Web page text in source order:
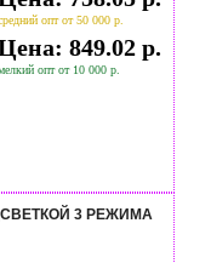
опт от 50 000 р.
849.02 р.
опт от 10 000 р.
3 РЕЖИМА